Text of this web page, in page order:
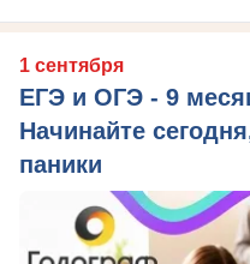
1 сентября
ЕГЭ и ОГЭ - 9
Начинайте
паники